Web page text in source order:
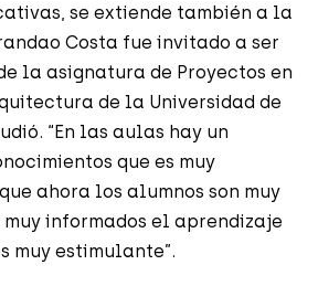
se extiende también a la
Costa fue invitado a ser
la asignatura de Proyectos en
de la Universidad de
“En las aulas hay un
que es muy
ahora los alumnos son muy
informados el aprendizaje
muy estimulante”.